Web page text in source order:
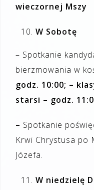
wieczornej Mszy
W Sobotę
– Spotkanie
bierzmowania w
godz. 10:00; –
starsi – godz.
– Spotkanie
Krwi Chrystusa po
Józefa.
W niedzielę